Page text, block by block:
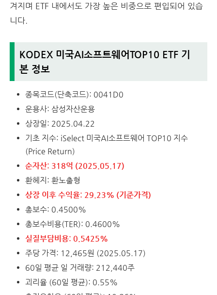
겨지며 ETF 내에서도 가장 높은 비중으로 편입되어 있습
니다.
KODEX 미국AI소프트웨어TOP10 ETF 기
본 정보
종목코드(단축코드): 0041D0
운용사: 삼성자산운용
상장일: 2025.04.22
기초 지수: iSelect 미국AI소프트웨어 TOP10 지수
(Price Return)
순자산: 318억 (2025.05.17)
환헤지: 환노출형
상장 이후 수익율: 29.23% (기준가격)
총보수: 0.4500%
총보수비용(TER): 0.4600%
실질부담비용: 0.5425%
주당 가격: 12,465원 (2025.05.17)
60일 평균 일 거래량: 212,440주
괴리율 (60일 평균): 0.55%